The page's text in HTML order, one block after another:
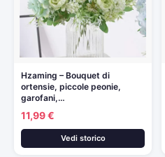
Hzaming – Bouquet di
ortensie, piccole peonie,
garofani,…
11,99 €
Vedi storico